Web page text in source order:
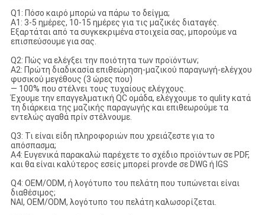
Q1: Πόσο καιρό μπορώ να πάρω το δείγμα;
Α1: 3-5 ημέρες, 10-15 ημέρες για τις μαζικές διαταγές.
Εξαρτάται από τα συγκεκριμένα στοιχεία σας, μπορούμε να
επισπεύσουμε για σας.
Q2: Πώς να ελέγξει την ποιότητα των προϊόντων;
A2: Πρώτη διαδικασία επιθεώρηση-μαζικού παραγωγή-ελέγχου
φυσικού μεγέθους (3 ώρες που)
— 100% που στέλνει τους τυχαίους ελέγχους.
Έχουμε την επαγγελματική QC ομάδα, ελέγχουμε το qulity κατά
τη διάρκεια της μαζικής παραγωγής και επιθεωρούμε τα
εντελώς αγαθά πρίν στέλνουμε.
Q3: Τι είναι είδη πληροφοριών που χρειάζεστε για το
απόσπασμα;
A4: Ευγενικά παρακαλώ παρέχετε το σχέδιο προϊόντων σε PDF,
και θα είναι καλύτερος εσείς μπορεί provde σε DWG ή IGS
Q4: OEM/ODM, ή λογότυπο του πελάτη που τυπώνεται είναι
διαθέσιμος;
ΝΑΙ, OEM/ODM, λογότυπο του πελάτη καλωσορίζεται.